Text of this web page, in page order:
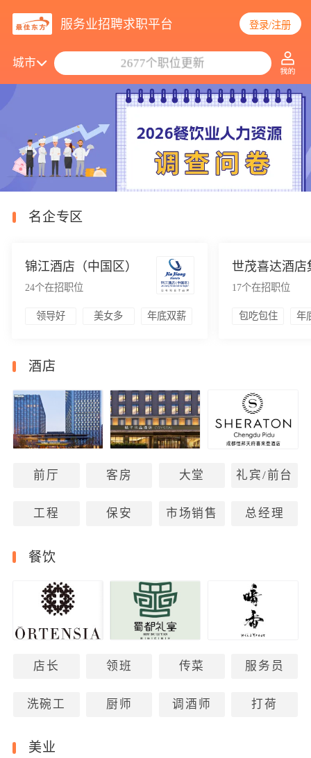
服务业招聘求职平台 登录/注册
城市
2677个职位更新
名企专区
锦江酒店（中国区）
24个在招职位
领导好 美女多 年底双薪
世茂喜达酒店
17个在招职位
包吃包住 年
酒店
前厅 客房 大堂 礼宾/前台
工程 保安 市场销售 总经理
餐饮
店长 领班 传菜 服务员
洗碗工 厨师 调酒师 打荷
美业